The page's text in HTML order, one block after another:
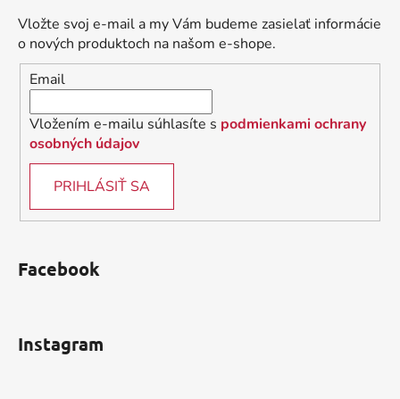
Vložte svoj e-mail a my Vám budeme zasielať informácie
o nových produktoch na našom e-shope.
Email
Vložením e-mailu súhlasíte s podmienkami ochrany
osobných údajov
PRIHLÁSIŤ SA
Facebook
Instagram